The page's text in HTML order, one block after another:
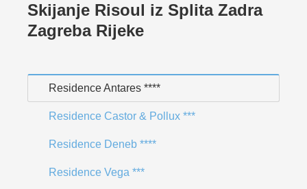
Skijanje Risoul iz Splita Zadra
Zagreba Rijeke
Residence Antares ****
Residence Castor & Pollux ***
Residence Deneb ****
Residence Vega ***